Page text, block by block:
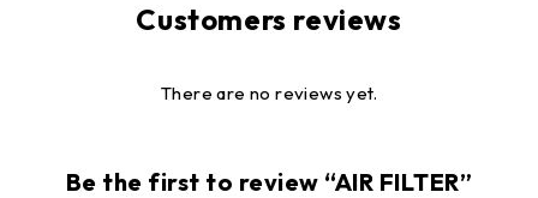
Customers reviews
There are no reviews yet.
Be the first to review “AIR FILTER”